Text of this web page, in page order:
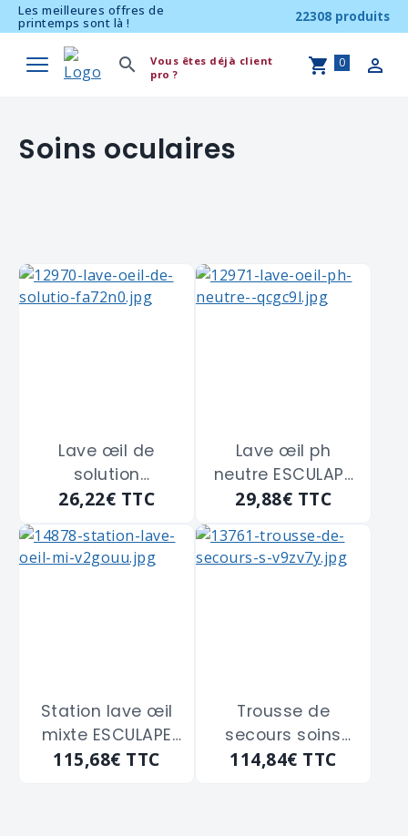
Les meilleures offres de
printemps sont là ! 22308 produits
Vous êtes déjà client
pro ?
0
Soins oculaires
Lave œil de
solution
ophtalmique
"8205261" de
500ml
26,22€ TTC
Lave œil ph
neutre ESCULAPE
"8205255" de
29,88€ TTC
Station lave œil
mixte ESCULAPE
"8205203" de 200
115,68€ TTC
Trousse de
secours soins
d'urgence
114,84€ TTC